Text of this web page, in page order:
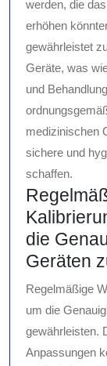
werden, die
erhöhen
gewährleistet
Geräte, was
und
medizinischen
sichere und
schaffen.
die
Geräten
Regelmäßige
um die
gewährleisten.
Anpassungen